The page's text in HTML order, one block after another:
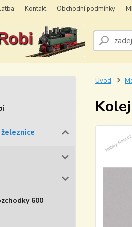
Kontakt Obchodní podmínky
600
Úvod